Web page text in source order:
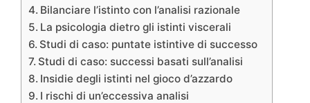
Bilanciare l’istinto con l’analisi razionale
La psicologia dietro gli istinti viscerali
Studi di caso: puntate istintive di successo
Studi di caso: successi basati sull’analisi
Insidie degli istinti nel gioco d’azzardo
I rischi di un’eccessiva analisi